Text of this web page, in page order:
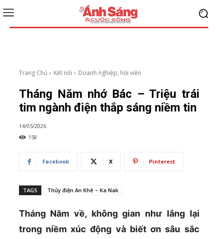
Trang Chủ Kết nối Doanh nghiệp, hội viên
Tháng Năm nhớ Bác – Triệu trái
tim ngành điện thắp sáng niềm tin
14/05/2026
158
Facebook X Pinterest
TAGS Thủy điện An Khê – Ka Nak
Tháng Năm về, không gian như lắng lại
trong niềm xúc động và biết ơn sâu sắc